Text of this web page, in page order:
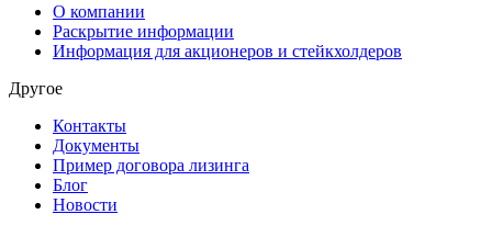
О компании
Раскрытие информации
Информация для акционеров и стейкхолдеров
Другое
Контакты
Документы
Пример договора лизинга
Блог
Новости